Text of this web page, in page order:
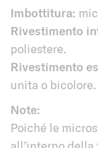
Imbottitura:
Rivestimento
poliestere.
Rivestimento
unita o bicolore.
Note:
Poiché le